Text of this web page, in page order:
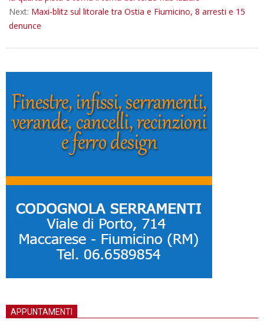
Next: Maxi-blitz sul litorale tra Ostia e Fiumicino, 8 arresti e 15
denunce
APPUNTAMENTI